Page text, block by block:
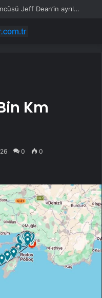
Alphabet hisseleri yapay zeka öncüsü Jeff Dean’in ayrılmasıyla %5 düştü
Km
0 0